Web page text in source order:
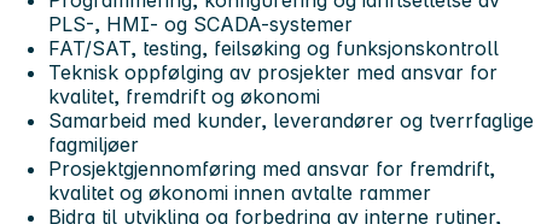
PLS-, HMI- og SCADA-systemer
FAT/SAT, testing, feilsøking og funksjonskontroll
Teknisk oppfølging av prosjekter med ansvar for
kvalitet, fremdrift og økonomi
Samarbeid med kunder, leverandører og tverrfaglige
fagmiljøer
Prosjektgjennomføring med ansvar for fremdrift,
kvalitet og økonomi innen avtalte rammer
Bidra til utvikling og forbedring av interne rutiner,